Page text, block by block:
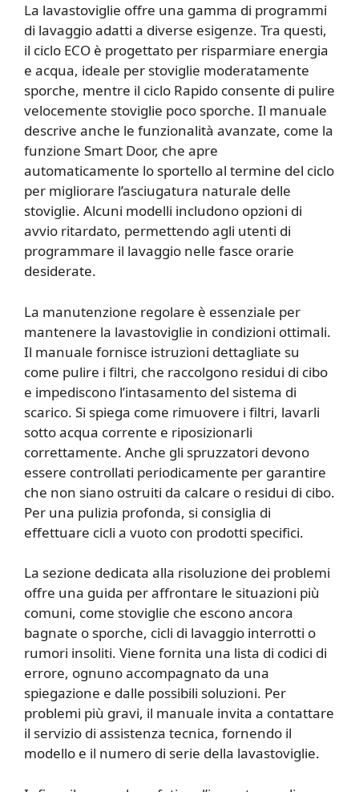
La lavastoviglie offre una gamma di programmi
di lavaggio adatti a diverse esigenze. Tra questi,
il ciclo ECO è progettato per risparmiare energia
e acqua, ideale per stoviglie moderatamente
sporche, mentre il ciclo Rapido consente di pulire
velocemente stoviglie poco sporche. Il manuale
descrive anche le funzionalità avanzate, come la
funzione Smart Door, che apre
automaticamente lo sportello al termine del ciclo
per migliorare l’asciugatura naturale delle
stoviglie. Alcuni modelli includono opzioni di
avvio ritardato, permettendo agli utenti di
programmare il lavaggio nelle fasce orarie
desiderate.
La manutenzione regolare è essenziale per
mantenere la lavastoviglie in condizioni ottimali.
Il manuale fornisce istruzioni dettagliate su
come pulire i filtri, che raccolgono residui di cibo
e impediscono l’intasamento del sistema di
scarico. Si spiega come rimuovere i filtri, lavarli
sotto acqua corrente e riposizionarli
correttamente. Anche gli spruzzatori devono
essere controllati periodicamente per garantire
che non siano ostruiti da calcare o residui di cibo.
Per una pulizia profonda, si consiglia di
effettuare cicli a vuoto con prodotti specifici.
La sezione dedicata alla risoluzione dei problemi
offre una guida per affrontare le situazioni più
comuni, come stoviglie che escono ancora
bagnate o sporche, cicli di lavaggio interrotti o
rumori insoliti. Viene fornita una lista di codici di
errore, ognuno accompagnato da una
spiegazione e dalle possibili soluzioni. Per
problemi più gravi, il manuale invita a contattare
il servizio di assistenza tecnica, fornendo il
modello e il numero di serie della lavastoviglie.